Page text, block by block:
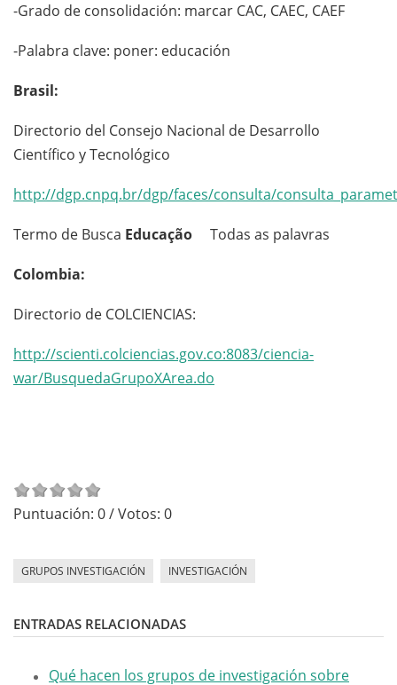
-Grado de consolidación: marcar CAC, CAEC, CAEF
-Palabra clave: poner: educación
Brasil:
Directorio del Consejo Nacional de Desarrollo
Científico y Tecnológico
http://dgp.cnpq.br/dgp/faces/consulta/
Termo de Busca Educação Todas as palavras
Colombia:
Directorio de COLCIENCIAS:
http://scienti.colciencias.gov.co:8083/ciencia-
war/BusquedaGrupoXArea.do
Puntuación: 0/ Votos: 0
GRUPOS INVESTIGACIÓN INVESTIGACIÓN
ENTRADAS RELACIONADAS
Qué hacen los grupos de investigación sobre